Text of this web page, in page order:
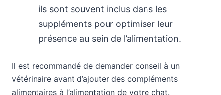
ils sont souvent inclus dans les
suppléments pour optimiser leur
présence au sein de l’alimentation.
Il est recommandé de demander conseil à un
vétérinaire avant d’ajouter des compléments
alimentaires à l’alimentation de votre chat.